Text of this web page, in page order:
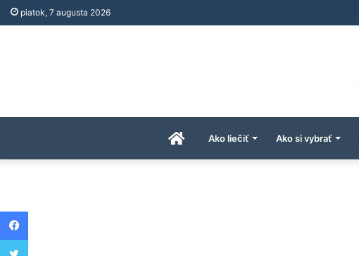
piatok, 7 augusta 2026
ÚvodnáAko liečiť Ako si vybrať
Facebook
Twitter